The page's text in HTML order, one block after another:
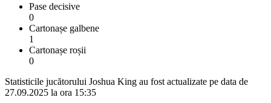
Pase decisive
0
Cartonașe galbene
1
Cartonașe roșii
0
Statisticile jucătorului Joshua King au fost actualizate pe data de
27.09.2025 la ora 15:35